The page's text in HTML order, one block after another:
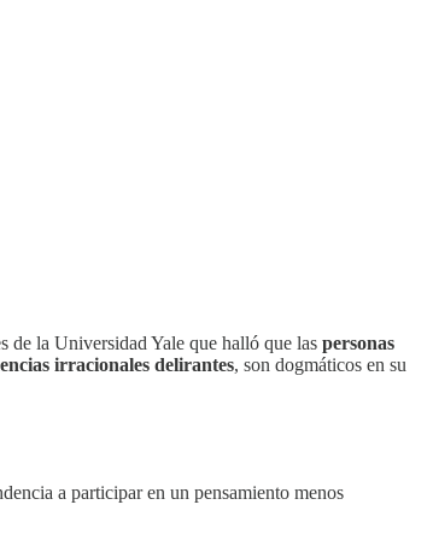
de la Universidad Yale que halló que las personas
irracionales delirantes, son dogmáticos en su
a participar en un pensamiento menos